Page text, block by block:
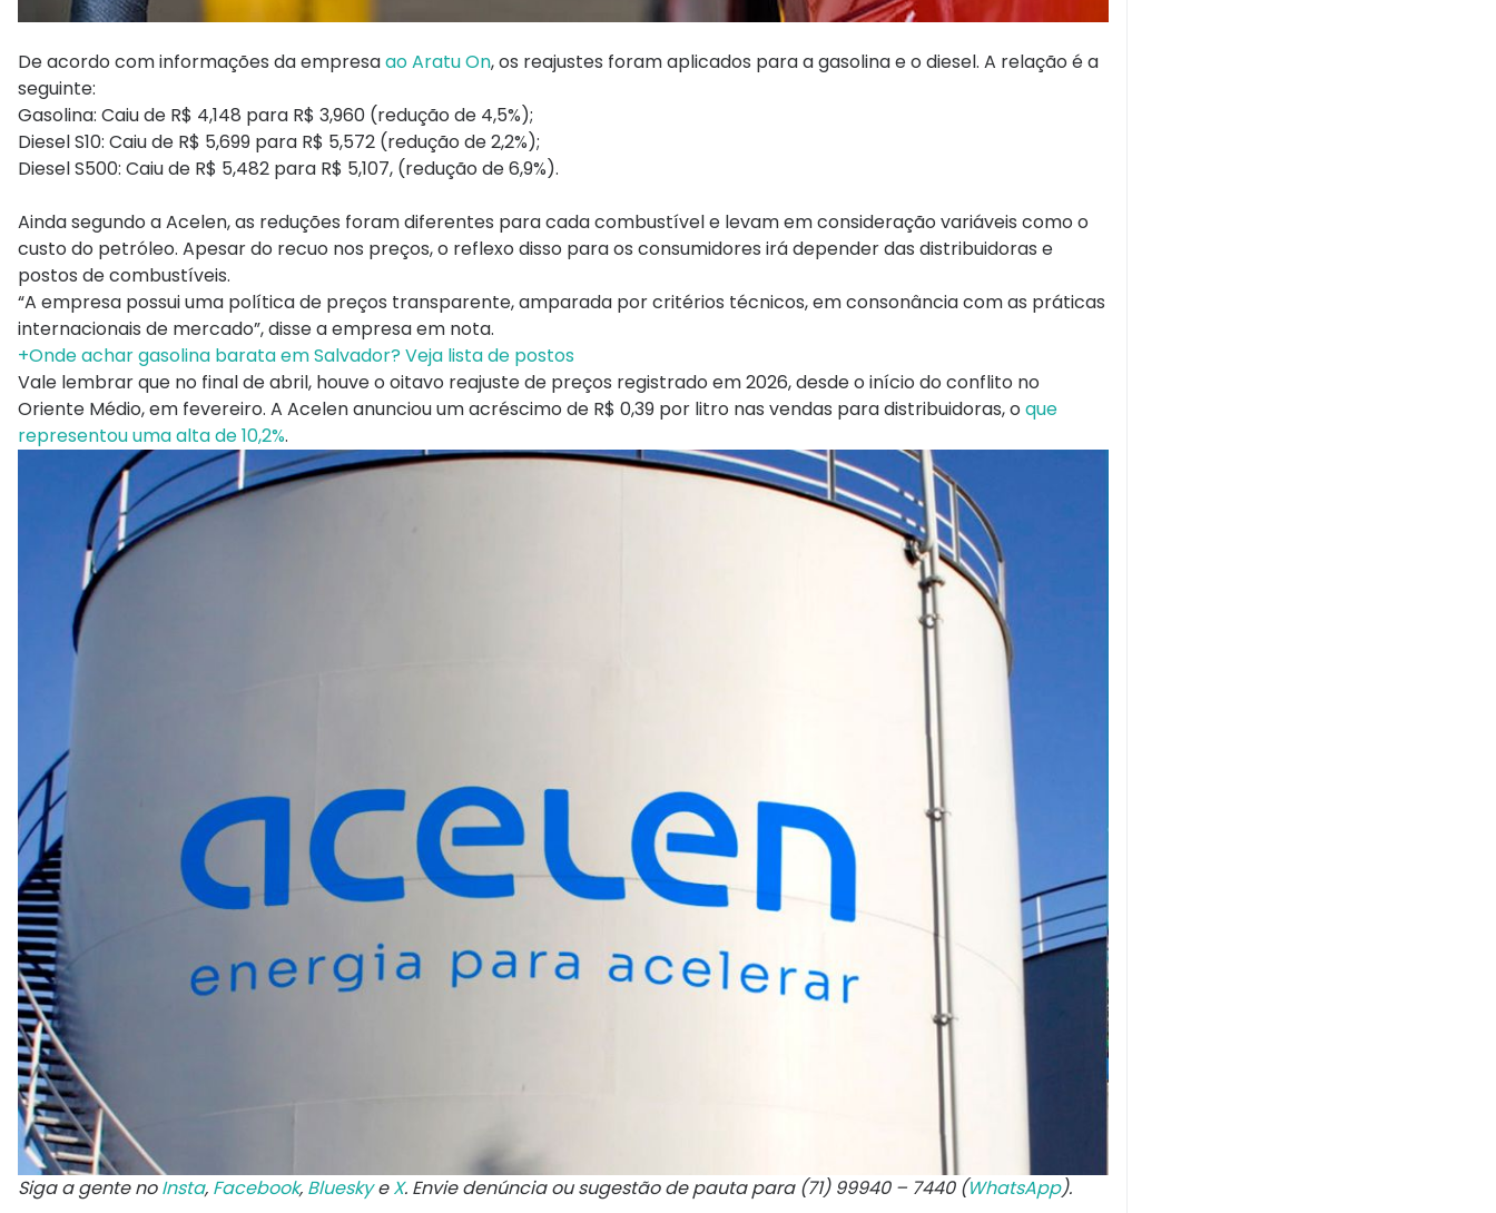
De acordo com informações da empresaao Aratu On, os reajustes foram aplicados para a gasolina e o diesel. A relação é a
seguinte:
Gasolina: Caiu de R$ 4,148 para R$ 3,960 (redução de 4,5%);
Diesel S10: Caiu de R$ 5,699 para R$ 5,572 (redução de 2,2%);
Diesel S500: Caiu de R$ 5,482 para R$ 5,107, (redução de 6,9%).
Ainda segundo a Acelen, as reduções foram diferentes para cada combustível e levam em consideração variáveis como o
custo do petróleo. Apesar do recuo nos preços, o reflexo disso para os consumidores irá depender das distribuidoras e
postos de combustíveis.
“A empresa possui uma política de preços transparente, amparada por critérios técnicos, em consonância com as práticas
internacionais de mercado”, disse a empresa em nota.
+Onde achar gasolina barata em Salvador? Veja lista de postos
Vale lembrar que no final de abril, houve o oitavo reajuste de preços registrado em 2026, desde o início do conflito no
Oriente Médio, em fevereiro. A Acelen anunciou um acréscimo de R$ 0,39 por litro nas vendas para distribuidoras, o que
representou uma alta de 10,2%.
Siga a gente noInsta, Facebook, BlueskyeX. Envie denúncia ou sugestão de pauta para (71) 99940 – 7440 (WhatsApp).